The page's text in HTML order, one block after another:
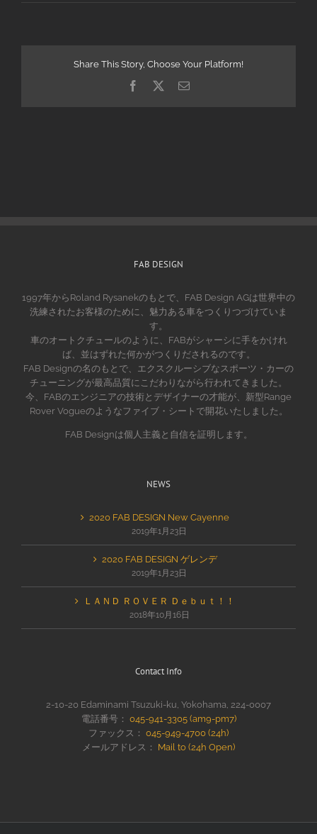
Share This Story, Choose Your Platform!
Facebook
電
FAB DESIGN
1997年からRoland Rysanekのもとで、FAB Design AGは世界中の
洗練されたお客様のために、魅力ある車をつくりつづけていま
す。
車のオートクチュールのように、FABがシャーシに手をかけれ
ば、並はずれた何かがつくりだされるのです。
FAB Designの名のもとで、エクスクルーシブなスポーツ・カーの
チューニングが最高品質にこだわりながら行われてきました。
今、FABのエンジニアの技術とデザイナーの才能が、新型Range
Rover Vogueのようなファイブ・シートで開花いたしました。
FAB Designは個人主義と自信を証明します。
NEWS
2020 FAB DESIGN New Cayenne
2019年1月23日
2020 FAB DESIGN ゲレンデ
2019年1月23日
ＬＡＮＤ ＲＯＶＥＲ Ｄｅｂｕｔ！！
2018年10月16日
Contact Info
2-10-20 Edaminami Tsuzuki-ku, Yokohama, 224-0007
電話番号： 045-941-3305 (am9-pm7)
ファックス： 045-949-4700 (24h)
メールアドレス： Mail to (24h Open)